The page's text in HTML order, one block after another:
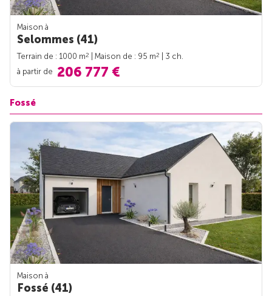
Maison à
Selommes (41)
Terrain de : 1000 m2 | Maison de : 95 m2
| 3 ch.
à partir de 206 777 €
Fossé
Maison à
Fossé (41)